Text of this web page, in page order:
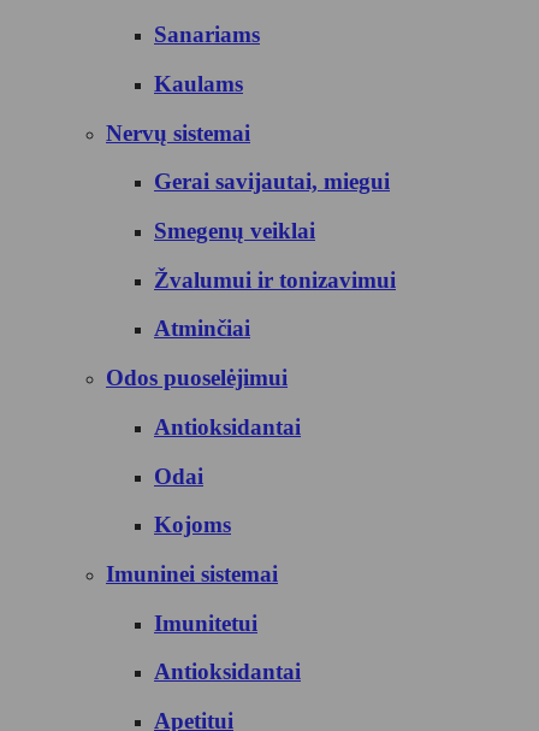
Sanariams
Kaulams
Nervų sistemai
Gerai savijautai, miegui
Smegenų veiklai
Žvalumui ir tonizavimui
Atminčiai
Odos puoselėjimui
Antioksidantai
Odai
Kojoms
Imuninei sistemai
Imunitetui
Antioksidantai
Apetitui